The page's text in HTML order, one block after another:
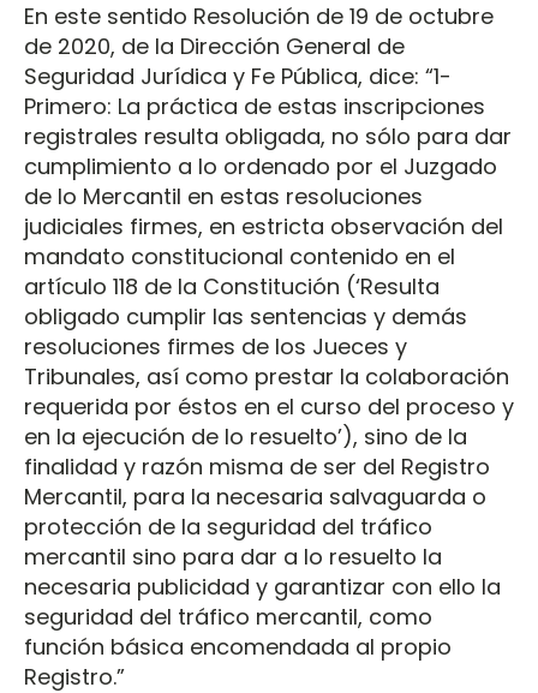
En este sentido Resolución de 19 de octubre
de 2020, de la Dirección General de
Seguridad Jurídica y Fe Pública, dice: “1-
Primero: La práctica de estas inscripciones
registrales resulta obligada, no sólo para dar
cumplimiento a lo ordenado por el Juzgado
de lo Mercantil en estas resoluciones
judiciales firmes, en estricta observación del
mandato constitucional contenido en el
artículo 118 de la Constitución (‘Resulta
obligado cumplir las sentencias y demás
resoluciones firmes de los Jueces y
Tribunales, así como prestar la colaboración
requerida por éstos en el curso del proceso y
en la ejecución de lo resuelto’), sino de la
finalidad y razón misma de ser del Registro
Mercantil, para la necesaria salvaguarda o
protección de la seguridad del tráfico
mercantil sino para dar a lo resuelto la
necesaria publicidad y garantizar con ello la
seguridad del tráfico mercantil, como
función básica encomendada al propio
Registro.”